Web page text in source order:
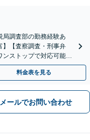
局調査部の勤務経験あ
】【査察調査・刑事弁
ストップで対応可能！
料金表を見る
メールでお問い合わせ